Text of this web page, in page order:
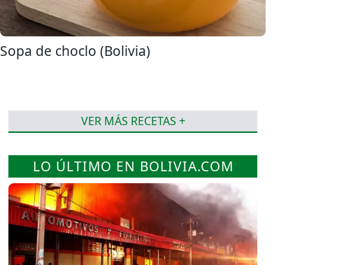
Sopa de choclo (Bolivia)
VER MÁS RECETAS +
LO ÚLTIMO EN BOLIVIA.COM